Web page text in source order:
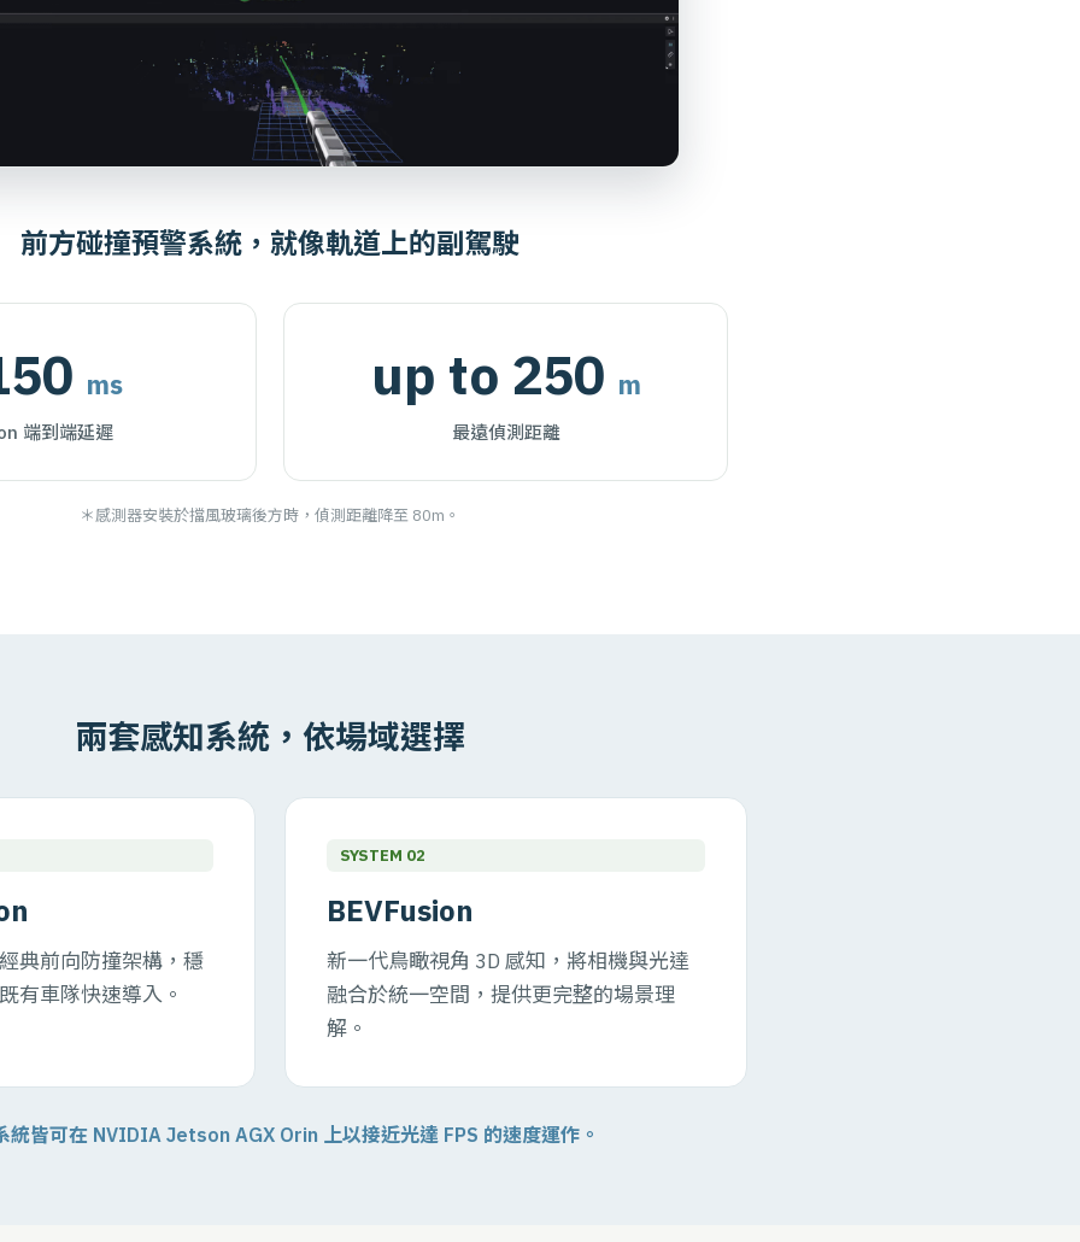
前方碰撞預警系統，就像軌道上的副駕駛
ms
端到端延遲
up to 250 m
最遠偵測距離
＊感測器安裝於擋風玻璃後方時，偵測距離降至 80m。
兩套感知系統，依場域選擇
典前向防撞架構，穩
有車隊快速導入。
SYSTEM 02
BEVFusion
新一代鳥瞰視角 3D 感知，將相機與光達
融合於統一空間，提供更完整的場景理
解。
統皆可在 NVIDIA Jetson AGX Orin 上以接近光達 FPS 的速度運作。